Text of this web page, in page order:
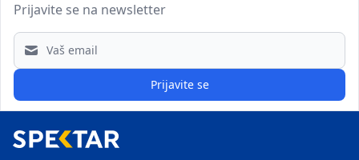
Prijavite se na newsletter
Email address
Prijavite se